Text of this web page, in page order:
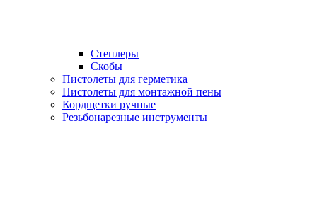
Степлеры
Скобы
Пистолеты для герметика
Пистолеты для монтажной пены
Кордщетки ручные
Резьбонарезные инструменты